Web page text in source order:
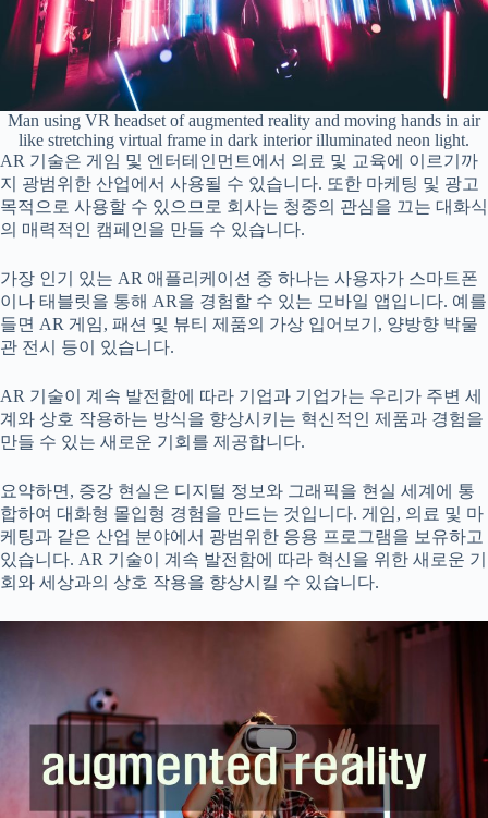
Man using VR headset of augmented reality and moving hands in air
like stretching virtual frame in dark interior illuminated neon light.
AR 기술은 게임 및 엔터테인먼트에서 의료 및 교육에 이르기까
지 광범위한 산업에서 사용될 수 있습니다. 또한 마케팅 및 광고
목적으로 사용할 수 있으므로 회사는 청중의 관심을 끄는 대화식
의 매력적인 캠페인을 만들 수 있습니다.
가장 인기 있는 AR 애플리케이션 중 하나는 사용자가 스마트폰
이나 태블릿을 통해 AR을 경험할 수 있는 모바일 앱입니다. 예를
들면 AR 게임, 패션 및 뷰티 제품의 가상 입어보기, 양방향 박물
관 전시 등이 있습니다.
AR 기술이 계속 발전함에 따라 기업과 기업가는 우리가 주변 세
계와 상호 작용하는 방식을 향상시키는 혁신적인 제품과 경험을
만들 수 있는 새로운 기회를 제공합니다.
요약하면, 증강 현실은 디지털 정보와 그래픽을 현실 세계에 통
합하여 대화형 몰입형 경험을 만드는 것입니다. 게임, 의료 및 마
케팅과 같은 산업 분야에서 광범위한 응용 프로그램을 보유하고
있습니다. AR 기술이 계속 발전함에 따라 혁신을 위한 새로운 기
회와 세상과의 상호 작용을 향상시킬 수 있습니다.